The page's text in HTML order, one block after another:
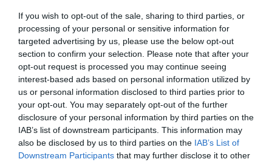
If you wish to opt-out of the sale, sharing to third parties, or
processing of your personal or sensitive information for
targeted advertising by us, please use the below opt-out
section to confirm your selection. Please note that after your
opt-out request is processed you may continue seeing
interest-based ads based on personal information utilized by
us or personal information disclosed to third parties prior to
your opt-out. You may separately opt-out of the further
disclosure of your personal information by third parties on the
IAB’s list of downstream participants. This information may
also be disclosed by us to third parties on the IAB’s List of
Downstream Participants that may further disclose it to other